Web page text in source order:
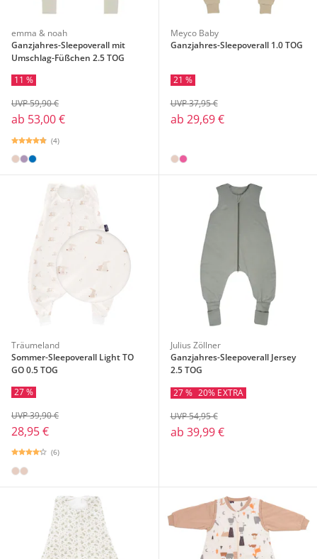
emma & noah
Ganzjahres-Sleepoverall mit
Umschlag-Füßchen 2.5 TOG
11 %
ab 53,00 €
UVP 59,90 €
(4)
Meyco Baby
Ganzjahres-Sleepoverall 1.0 TOG
21 %
ab 29,69 €
UVP 37,95 €
Träumeland
Sommer-Sleepoverall Light TO
GO 0.5 TOG
27 %
28,95 €
UVP 39,90 €
(6)
Julius Zöllner
Ganzjahres-Sleepoverall Jersey
2.5 TOG
27 % 20% EXTRA
ab 39,99 €
UVP 54,95 €